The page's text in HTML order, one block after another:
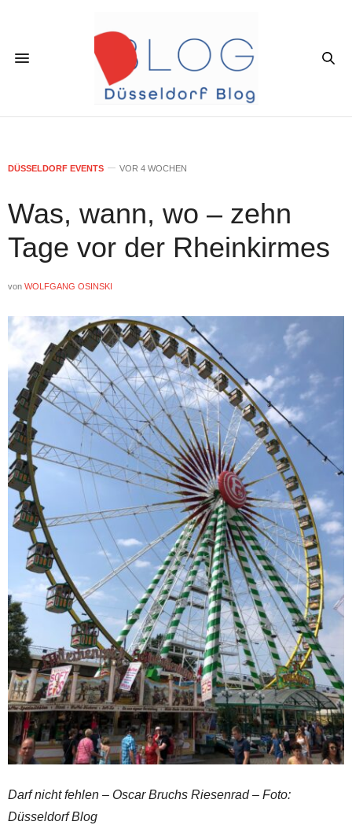
DÜSSELDORF EVENTS VOR 4 WOCHEN
Was, wann, wo – zehn
Tage vor der Rheinkirmes
von WOLFGANG OSINSKI
Darf nicht fehlen – Oscar Bruchs Riesenrad – Foto:
Düsseldorf Blog